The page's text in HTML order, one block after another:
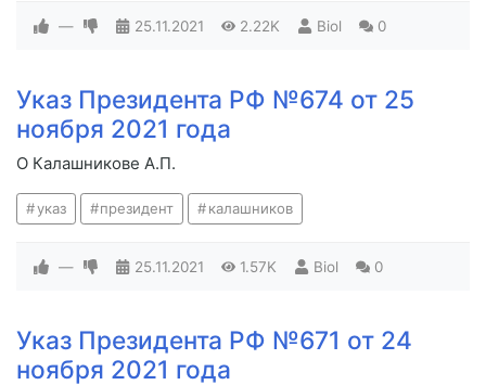
— 25.11.2021 2.22K Biol 0
Указ Президента РФ №674 от 25
ноября 2021 года
О Калашникове А.П.
указ президент калашников
— 25.11.2021 1.57K Biol 0
Указ Президента РФ №671 от 24
ноября 2021 года